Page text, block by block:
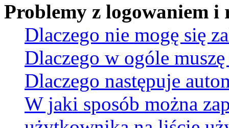
Problemy z logowaniem i
Dlaczego nie mogę się
Dlaczego w ogóle
Dlaczego następuje
W jaki sposób można